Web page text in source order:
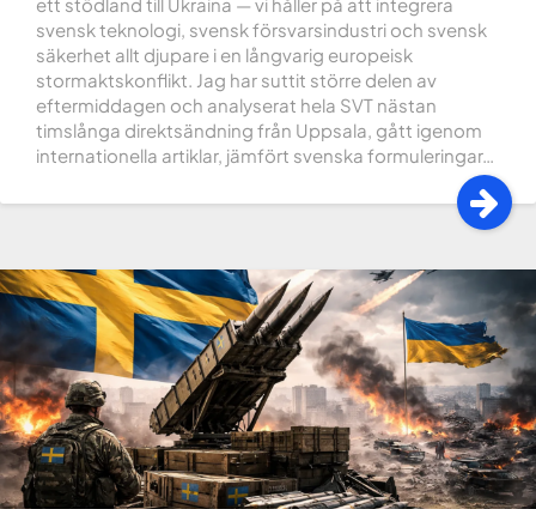
svensk teknologi, svensk försvarsindustri och svensk
säkerhet allt djupare i en långvarig europeisk
stormaktskonflikt. Jag har suttit större delen av
eftermiddagen och analyserat hela SVT nästan
timslånga direktsändning från Uppsala, gått igenom
internationella artiklar, jämfört svenska formuleringar…